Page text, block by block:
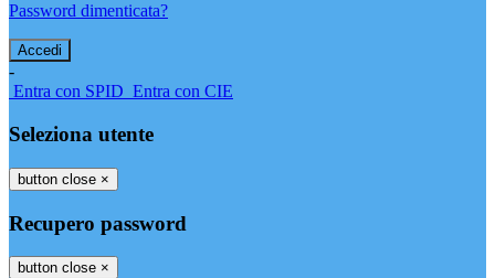
Password dimenticata?
-
Entra con SPID Entra con CIE
Seleziona utente
button close ×
Recupero password
button close ×